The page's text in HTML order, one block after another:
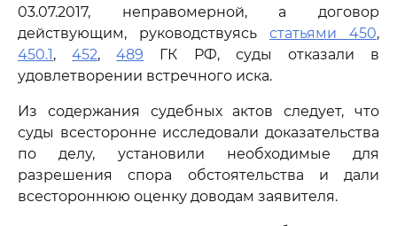
03.07.2017, неправомерной, а договор
действующим, руководствуясь статьями 450,
450.1,452,489 ГК РФ, суды отказали в
удовлетворении встречного иска.
Из содержания судебных актов следует, что
суды всесторонне исследовали доказательства
по делу, установили необходимые для
разрешения спора обстоятельства и дали
всестороннюю оценку доводам заявителя.